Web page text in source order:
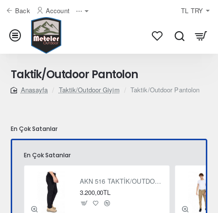
Back Account ⋯ TL TRY
Taktik/Outdoor Pantolon
home
Taktik/Outdoor Giyim Taktik/Outdoor Pantolon
En Çok Satanlar
En Çok Satanlar
AKN 516 TAKTİK/OUTDOOR RIPSTOP SİYAH PANTOLON
3.200,00TL